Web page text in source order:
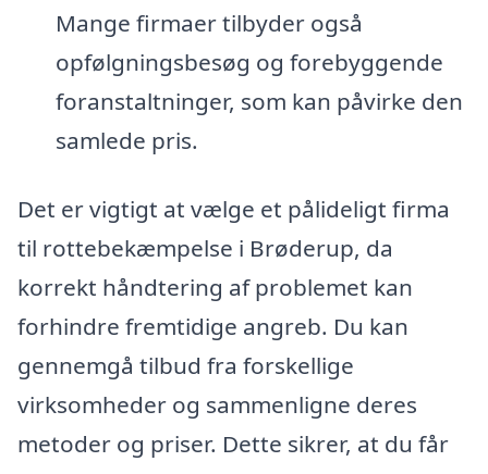
Mange firmaer tilbyder også
opfølgningsbesøg og forebyggende
foranstaltninger, som kan påvirke den
samlede pris.
Det er vigtigt at vælge et pålideligt firma
til rottebekæmpelse i Brøderup, da
korrekt håndtering af problemet kan
forhindre fremtidige angreb. Du kan
gennemgå tilbud fra forskellige
virksomheder og sammenligne deres
metoder og priser. Dette sikrer, at du får